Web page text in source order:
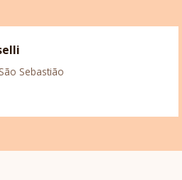
Sebastião